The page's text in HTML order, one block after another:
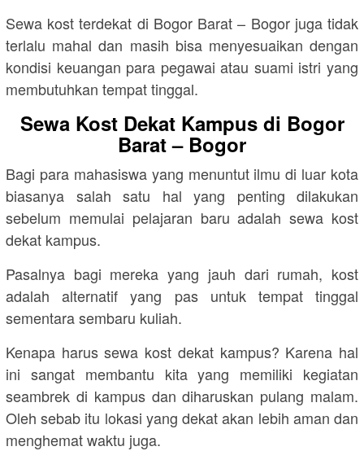
Sewa kost terdekat di Bogor Barat – Bogor juga tidak
terlalu mahal dan masih bisa menyesuaikan dengan
kondisi keuangan para pegawai atau suami istri yang
membutuhkan tempat tinggal.
Sewa Kost Dekat Kampus di Bogor
Barat – Bogor
Bagi para mahasiswa yang menuntut ilmu di luar kota
biasanya salah satu hal yang penting dilakukan
sebelum memulai pelajaran baru adalah sewa kost
dekat kampus.
Pasalnya bagi mereka yang jauh dari rumah, kost
adalah alternatif yang pas untuk tempat tinggal
sementara sembaru kuliah.
Kenapa harus sewa kost dekat kampus? Karena hal
ini sangat membantu kita yang memiliki kegiatan
seambrek di kampus dan diharuskan pulang malam.
Oleh sebab itu lokasi yang dekat akan lebih aman dan
menghemat waktu juga.